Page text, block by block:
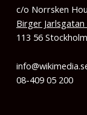
c/o Norrsken
Birger Jarlsgatan
113 56 Stockholm
08-409 05 200